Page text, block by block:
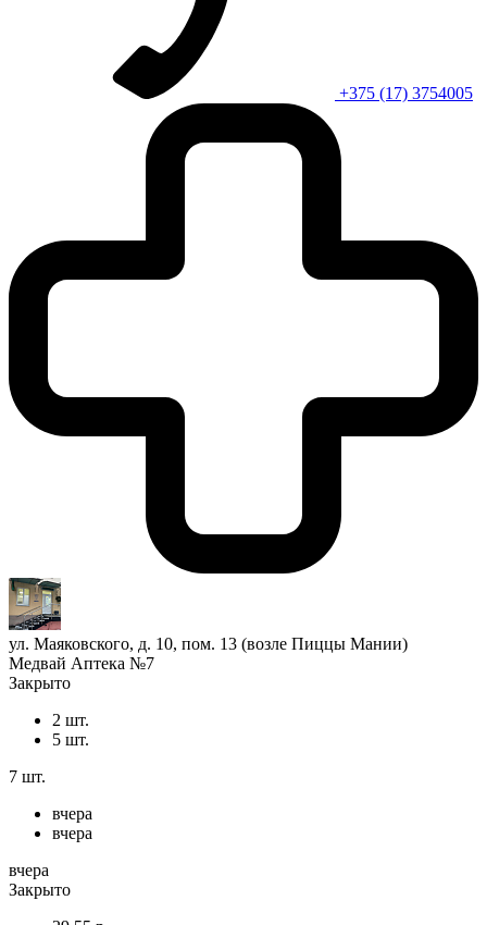
+375 (17) 3754005
ул. Маяковского, д. 10, пом. 13 (возле Пиццы Мании)
Медвай Аптека №7
Закрыто
2 шт.
5 шт.
7 шт.
вчера
вчера
вчера
Закрыто